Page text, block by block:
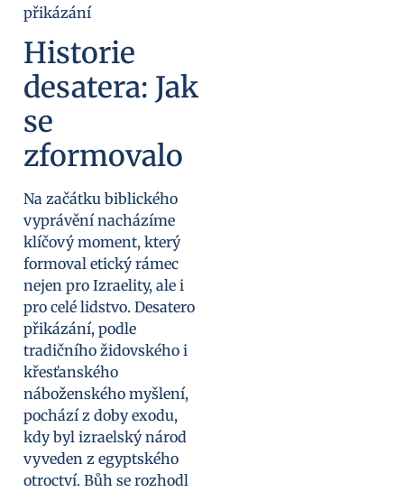
Historie
desatera: Jak
se
zformovalo
Na začátku biblického
vyprávění nacházíme
klíčový moment, který
formoval etický rámec
nejen pro Izraelity, ale i
pro celé lidstvo. Desatero
přikázání, podle
tradičního židovského i
křesťanského
náboženského myšlení,
pochází z doby exodu,
kdy byl izraelský národ
vyveden z egyptského
otroctví. Bůh se rozhodl